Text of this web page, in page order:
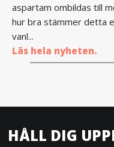
aspartam ombildas till
hur bra stämmer detta
vanl...
Läs hela nyheten.
HÅLL DIG